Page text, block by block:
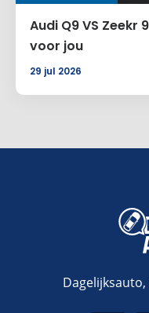
Audi Q9 VS Zeekr
voor jou
29 jul 2026